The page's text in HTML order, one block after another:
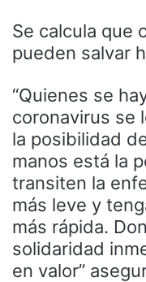
Se calcula que
pueden salvar
“Quienes se
coronavirus se
la posibilidad
manos está la
transiten la
más leve y
más rápida.
solidaridad
en valor”